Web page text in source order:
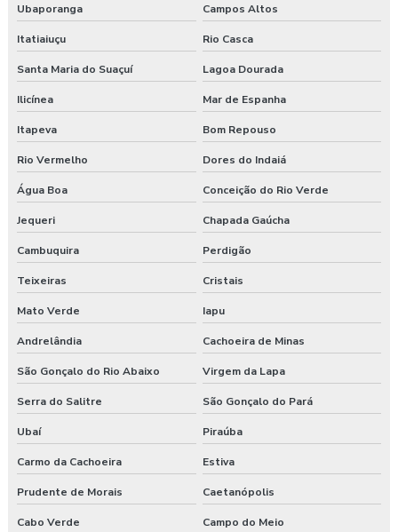
Ubaporanga Campos Altos
Itatiaiuçu Rio Casca
Santa Maria do Suaçuí Lagoa Dourada
Ilicínea Mar de Espanha
Itapeva Bom Repouso
Rio Vermelho Dores do Indaiá
Água Boa Conceição do Rio Verde
Jequeri Chapada Gaúcha
Cambuquira Perdigão
Teixeiras Cristais
Mato Verde Iapu
Andrelândia Cachoeira de Minas
São Gonçalo do Rio Abaixo Virgem da Lapa
Serra do Salitre São Gonçalo do Pará
Ubaí Piraúba
Carmo da Cachoeira Estiva
Prudente de Morais Caetanópolis
Cabo Verde Campo do Meio